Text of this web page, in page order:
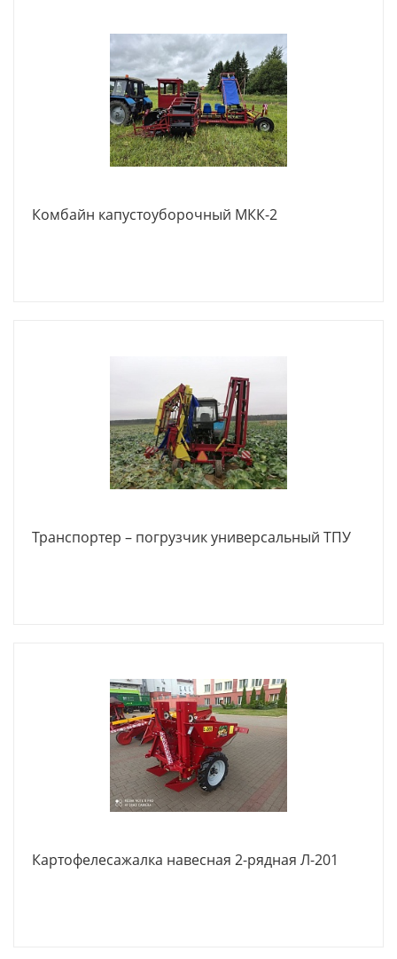
Комбайн капустоуборочный МКК-2
Транспортер – погрузчик универсальный ТПУ
Картофелесажалка навесная 2-рядная Л-201